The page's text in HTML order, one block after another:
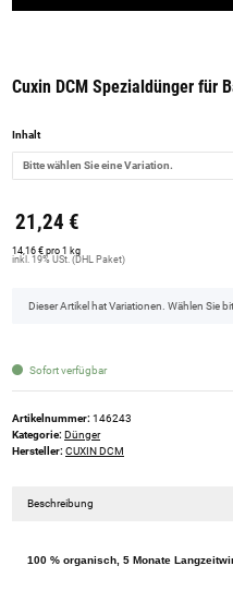
Cuxin DCM Spezialdünger für
Inhalt
Bitte wählen Sie eine Variation.
21,24 €
14,16 € pro 1 kg
inkl. 19% USt. (DHL Paket)
xDieser Artikel hat Variationen. Wählen Sie
Sofort verfügbar
Artikelnummer: 146243
Kategorie: Dünger
Hersteller: CUXIN DCM
Beschreibung
100 % organisch, 5 Monate